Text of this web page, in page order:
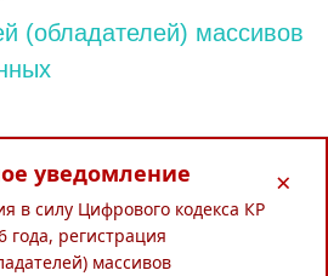
(обладателей) массивов
уведомление
в силу Цифрового кодекса КР
года, регистрация
массивов
×